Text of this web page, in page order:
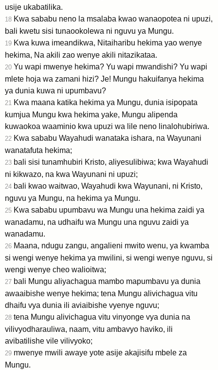
usije ukabatilika.
18 Kwa sababu neno la msalaba kwao wanaopotea ni upuzi,
bali kwetu sisi tunaookolewa ni nguvu ya Mungu.
19 Kwa kuwa imeandikwa, Nitaiharibu hekima yao wenye
hekima, Na akili zao wenye akili nitazikataa.
20 Yu wapi mwenye hekima? Yu wapi mwandishi? Yu wapi
mlete hoja wa zamani hizi? Je! Mungu hakuifanya hekima
ya dunia kuwa ni upumbavu?
21 Kwa maana katika hekima ya Mungu, dunia isipopata
kumjua Mungu kwa hekima yake, Mungu alipenda
kuwaokoa waaminio kwa upuzi wa lile neno linalohubiriwa.
22 Kwa sababu Wayahudi wanataka ishara, na Wayunani
wanatafuta hekima;
23 bali sisi tunamhubiri Kristo, aliyesulibiwa; kwa Wayahudi
ni kikwazo, na kwa Wayunani ni upuzi;
24 bali kwao waitwao, Wayahudi kwa Wayunani, ni Kristo,
nguvu ya Mungu, na hekima ya Mungu.
25 Kwa sababu upumbavu wa Mungu una hekima zaidi ya
wanadamu, na udhaifu wa Mungu una nguvu zaidi ya
wanadamu.
26 Maana, ndugu zangu, angalieni mwito wenu, ya kwamba
si wengi wenye hekima ya mwilini, si wengi wenye nguvu, si
wengi wenye cheo walioitwa;
27 bali Mungu aliyachagua mambo mapumbavu ya dunia
awaaibishe wenye hekima; tena Mungu alivichagua vitu
dhaifu vya dunia ili aviaibishe vyenye nguvu;
28 tena Mungu alivichagua vitu vinyonge vya dunia na
vilivyodharauliwa, naam, vitu ambavyo haviko, ili
avibatilishe vile vilivyoko;
29 mwenye mwili awaye yote asije akajisifu mbele za
Mungu.